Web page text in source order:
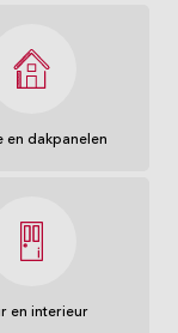
en dakpanelen
en interieur